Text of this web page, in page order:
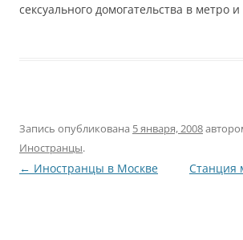
сексуального домогательства в метро
Запись опубликована 5 января, 2008
Иностранцы.
Навигация
← Иностранцы в Москве
Станция